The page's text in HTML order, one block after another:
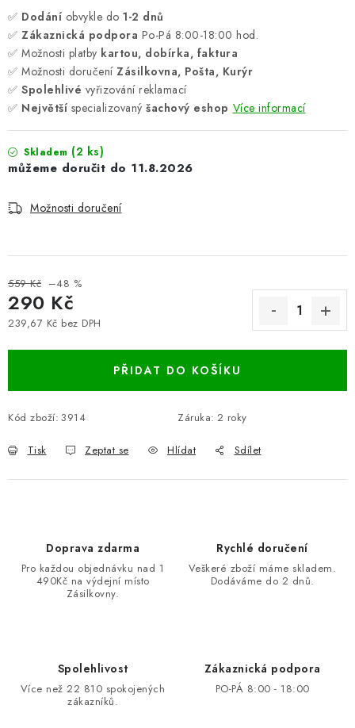
✅ Dodání obvykle do 1-2 dnů
✅ Zákaznická podpora Po-Pá 8:00-18:00 hod.
✅ Možnosti platby kartou, dobírka, faktura
✅ Možnosti doručení Zásilkovna, Pošta, Kurýr
✅ Spolehlivé vyřizování reklamací
✅ Největší specializovaný šachový eshop Více informací
Skladem (2 ks)
11.8.2026
Možnosti doručení
559 Kč –48 %
290 Kč
239,67 Kč bez DPH
PŘIDAT DO KOŠÍKU
Kód zboží: 3914 Záruka: 2 roky
Tisk Zeptat se Hlídat Sdílet
Doprava zdarma
Pro každou objednávku nad 1
490Kč na výdejní místo
Zásilkovny.
Rychlé doručení
Veškeré zboží máme skladem.
Dodáváme do 2 dnů.
Spolehlivost
Více než 22 810 spokojených
zákazníků.
Zákaznická podpora
PO-PÁ 8:00 - 18:00